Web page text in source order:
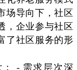
场导向下，社区
，企业参与社区
了社区服务的形
- 需求层次深